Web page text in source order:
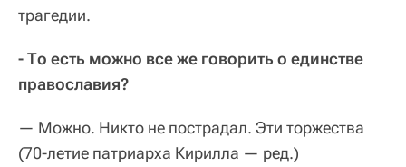
трагедии.
- То есть можно все же говорить о единстве
православия?
— Можно. Никто не пострадал. Эти торжества
(70-летие патриарха Кирилла — ред.)